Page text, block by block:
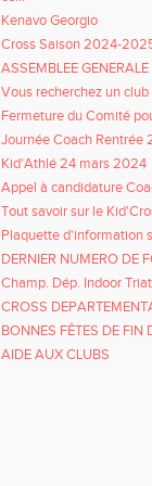
Kenavo Georgio
Cross Saison 2024-
ASSEMBLEE
Vous recherchez un
Fermeture du Comité
Journée Coach Rentrée
Kid'Athlé 24 mars 2024
Appel à candidature
Tout savoir sur le
Plaquette d'information
DERNIER NUMERO DE
Champ. Dép. Indoor
CROSS
BONNES FÊTES DE FIN
AIDE AUX CLUBS